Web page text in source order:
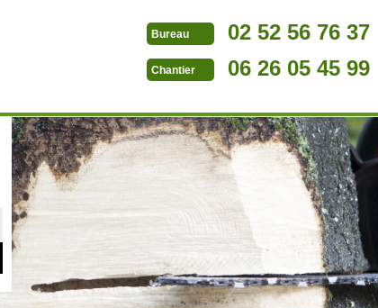
Bureau 02 52 56 76 37
Chantier 06 26 05 45 99